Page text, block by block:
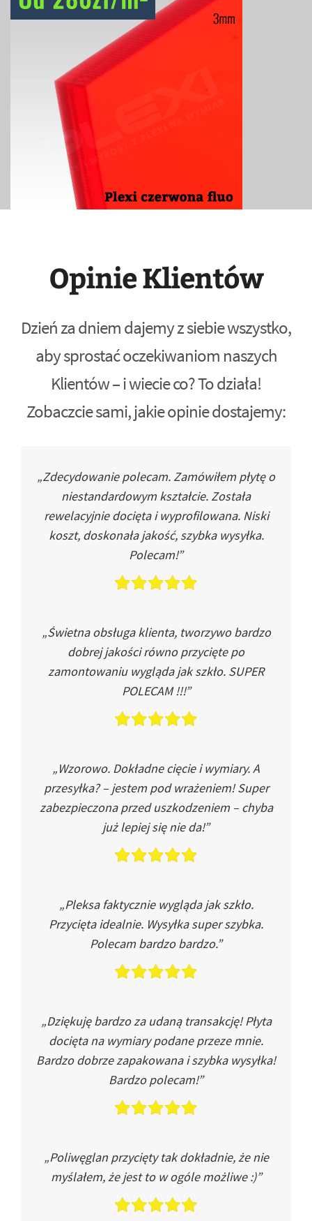
Opinie Klientów
Dzień za dniem dajemy z siebie wszystko,
aby sprostać oczekiwaniom naszych
Klientów – i wiecie co? To działa!
Zobaczcie sami, jakie opinie dostajemy:
„Zdecydowanie polecam. Zamówiłem płytę o
niestandardowym kształcie. Została
rewelacyjnie docięta i wyprofilowana. Niski
koszt, doskonała jakość, szybka wysyłka.
Polecam!”
„Świetna obsługa klienta, tworzywo bardzo
dobrej jakości równo przycięte po
zamontowaniu wygląda jak szkło. SUPER
POLECAM !!!”
„Wzorowo. Dokładne cięcie i wymiary. A
przesyłka? – jestem pod wrażeniem! Super
zabezpieczona przed uszkodzeniem – chyba
już lepiej się nie da!”
„Pleksa faktycznie wygląda jak szkło.
Przycięta idealnie. Wysyłka super szybka.
Polecam bardzo bardzo.”
„Dziękuję bardzo za udaną transakcję! Płyta
docięta na wymiary podane przeze mnie.
Bardzo dobrze zapakowana i szybka wysyłka!
Bardzo polecam!”
„Poliwęglan przycięty tak dokładnie, że nie
myślałem, że jest to w ogóle możliwe :)”